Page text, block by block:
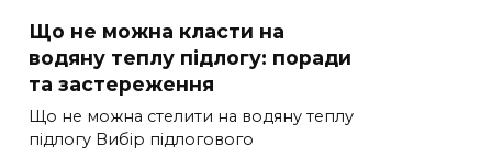
Що не можна класти на
водяну теплу підлогу: поради
та застереження
Що не можна стелити на водяну теплу
підлогу Вибір підлогового